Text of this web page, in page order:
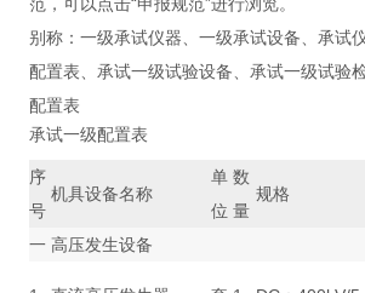
范，可以点击“申报规范”进行浏览。
别称：一级承试仪器、一级承试设备、承试
配置表、承试一级试验设备、承试一级试验
配置表
承试一级配置表
序
号
机具设备名称
单
位
数
量
规格
一 高压发生设备